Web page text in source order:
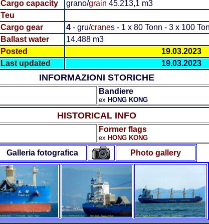
Cargo capacity grano/grain 45.213,1 m3
Teu
Cargo gear 4- gru/cranes - 1 x 80 Tonn - 3 x 100
Ballast water
14.488 m3
Posted
19.03.2023
Last updated 19.03.2023
INFORMAZIONI STORICHE
Bandiere
ex HONG KONG
HISTORICAL INFO
Former flags
ex HONG KONG
Galleria fotografica Photo gallery